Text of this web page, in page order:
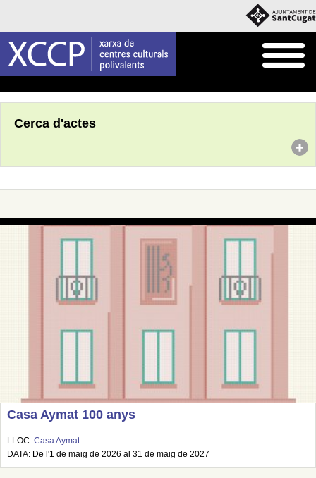
Cerca d'actes
Casa Aymat 100 anys
LLOC: Casa Aymat
DATA: De l'1 de maig de 2026 al 31 de maig de 2027